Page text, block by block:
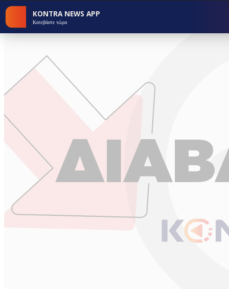
KONTRA NEWS APP
Κατεβάστε τώρα